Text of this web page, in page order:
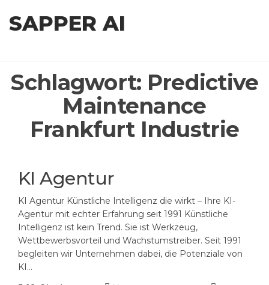
Inhalt
SAPPER AI
Schlagwort: Predictive
Maintenance
Frankfurt Industrie
KI Agentur
KI Agentur Künstliche Intelligenz die wirkt – Ihre KI-
Agentur mit echter Erfahrung seit 1991 Künstliche
Intelligenz ist kein Trend. Sie ist Werkzeug,
Wettbewerbsvorteil und Wachstumstreiber. Seit 1991
begleiten wir Unternehmen dabei, die Potenziale von
KI…